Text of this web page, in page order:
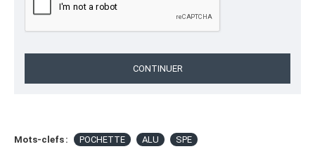
CONTINUER
Mots-clefs : POCHETTE ALU SPE